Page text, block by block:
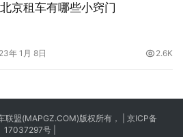
较大的租车公司，它实力比较强。比
京租车有哪些小窍门
年 1月 8日 2.6K
联盟(MAPGZ.COM)版权所有， | 京ICP备
17037297号